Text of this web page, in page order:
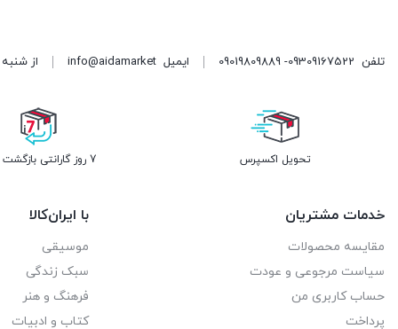
تلفن 09309167522- 09019809889 ایمیل info@aidamarket از شنبه تا پنجشنبه ، از
تحویل اکسپرس 7 روز گارانتی بازگشت وجه
خدمات مشتریان
مقایسه محصولات
سیاست مرجوعی و عودت
حساب کاربری من
پرداخت
با ایران‌کالا
موسیقی
سبک زندگی
فرهنگ و هنر
کتاب و ادبیات